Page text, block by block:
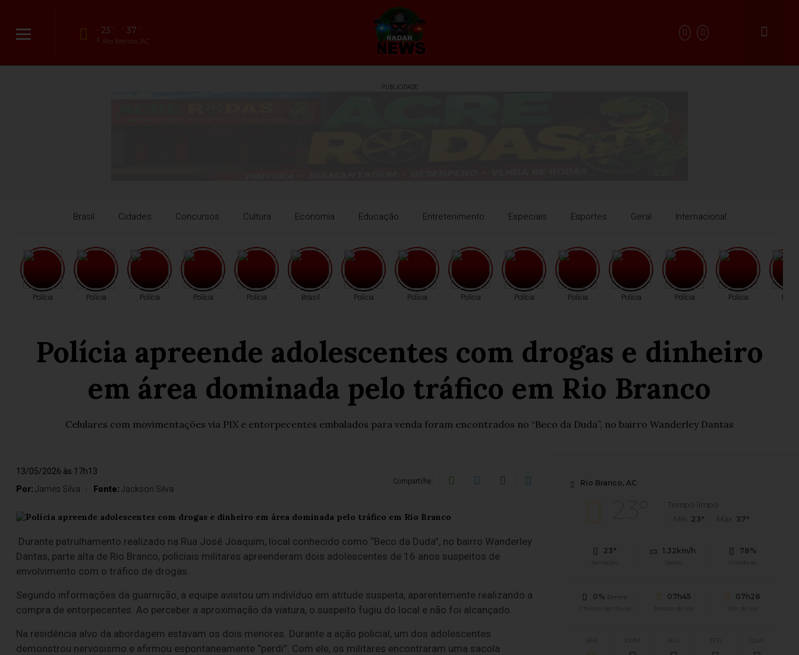
23 37
Rio Branco, AC
PUBLICIDADE
Brasil Cidades Concursos Cultura Economia Educação Entretenimento Especiais Esportes Geral Internacional
Polícia Polícia Polícia Polícia Polícia Brasil Polícia Polícia Polícia Polícia Polícia Polícia Polícia Polícia
Polícia apreende adolescentes com drogas e dinheiro
em área dominada pelo tráfico em Rio Branco
Celulares com movimentações via PIX e entorpecentes embalados para venda foram encontrados no “Beco da Duda”, no bairro Wanderley Dantas
13/05/2026 às 17h13
Por: James Silva Fonte: Jackson Silva
Compartilhe:
Durante patrulhamento realizado na Rua José Joaquim, local conhecido como “Beco da Duda”, no bairro Wanderley
Dantas, parte alta de Rio Branco, policiais militares apreenderam dois adolescentes de 16 anos suspeitos de
envolvimento com o tráfico de drogas.
Segundo informações da guarnição, a equipe avistou um indivíduo em atitude suspeita, aparentemente realizando a
compra de entorpecentes. Ao perceber a aproximação da viatura, o suspeito fugiu do local e não foi alcançado.
Na residência alvo da abordagem estavam os dois menores. Durante a ação policial, um dos adolescentes
demonstrou nervosismo e afirmou espontaneamente “perdi”. Com ele, os militares encontraram uma sacola
Rio Branco, AC
23°
Tempo limpo
Mín. 23° Máx. 37°
23°
Sensação
1.32km/h
Vento
78%
Umidade
0% (0mm)
Chance de chuva
07h45
Nascer do sol
07h28
Pôr do sol
SÁB DOM TER QUA